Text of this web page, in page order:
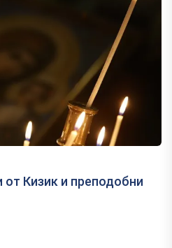
Кизик и преподобни